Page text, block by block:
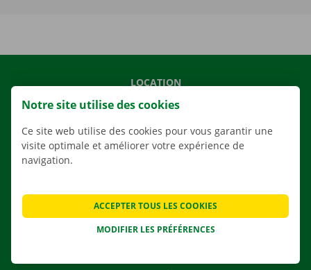
LOCATION
NOS VÉHICULES
NOS SERVICES
AGENCES
Notre site utilise des cookies
Ce site web utilise des cookies pour vous garantir une
visite optimale et améliorer votre expérience de
navigation.
MODIFIER LES PRÉFÉRENCES
ACCEPTER TOUS LES COOKIES